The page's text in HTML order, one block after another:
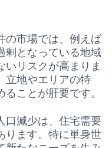
の市場では、例えば
剰となっている地域
いリスクが高まりま
立地やエリアの特
ことが肝要です。
口減少は、住宅需要
ります。特に単身世